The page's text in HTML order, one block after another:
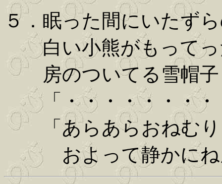
５．眠った間にいたず
白い小熊がもってっ
房のついてる雪帽子
「・・・・・・・・
「あらあらおねむ
およって静かにね